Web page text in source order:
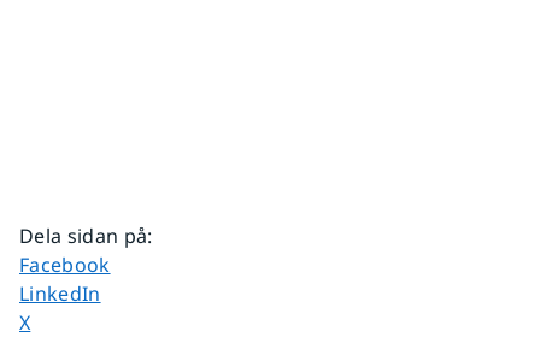
Dela sidan på:
Dela sidan på
Facebook
Dela sidan på
LinkedIn
Dela sidan på
X